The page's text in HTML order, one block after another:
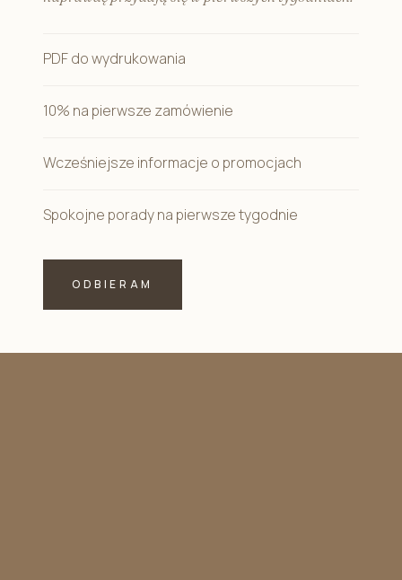
PDF do wydrukowania
10% na pierwsze zamówienie
Wcześniejsze informacje o promocjach
Spokojne porady na pierwsze tygodnie
ODBIERAM